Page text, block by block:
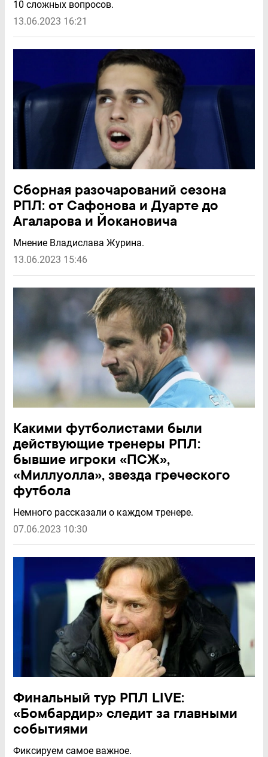
10 сложных вопросов.
13.06.2023 16:21
Сборная разочарований сезона
РПЛ: от Сафонова и Дуарте до
Агаларова и Йокановича
Мнение Владислава Журина.
13.06.2023 15:46
Какими футболистами были
действующие тренеры РПЛ:
бывшие игроки «ПСЖ»,
«Миллуолла», звезда греческого
футбола
Немного рассказали о каждом тренере.
07.06.2023 10:30
Финальный тур РПЛ LIVE:
«Бомбардир» следит за главными
событиями
Фиксируем самое важное.